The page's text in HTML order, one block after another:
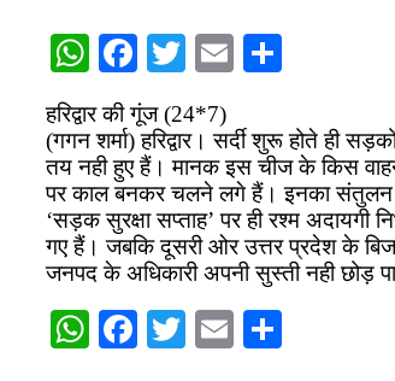
WhatsApp
Facebook
TwitterEmail
हरिद्वार की गूंज (24*7)
(गगन शर्मा) हरिद्वार। सर्दी शुरू होते
तय नही हुए हैं। मानक इस चीज के किस
पर काल बनकर चलने लगे हैं। इनका संतुलन
‘सड़क सुरक्षा सप्ताह’ पर ही रश्म
गए हैं। जबकि दूसरी ओर उत्तर प्रदेश के
जनपद के अधिकारी अपनी सुस्ती नही छोड़
WhatsApp
Facebook
TwitterEmail